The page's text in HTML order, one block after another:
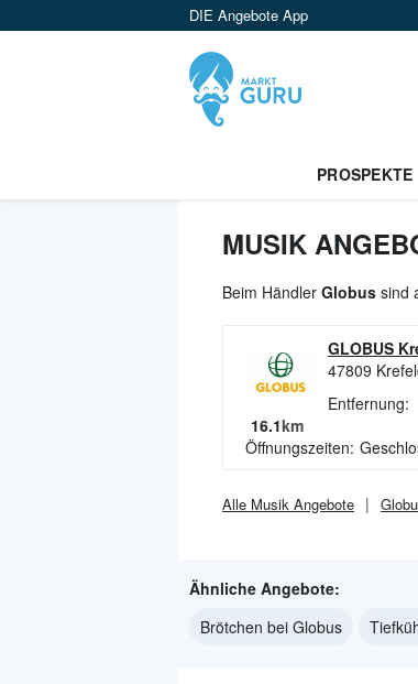
DIE Angebote App
PROSPEKTE
MUSIK
Beim Händler Globus sind
GLOBUS
47809
Entfernung:
16.1km
Öffnungszeiten:
Alle Musik Angebote
Ähnliche Angebote:
Brötchen bei Globus